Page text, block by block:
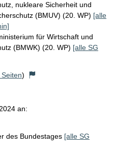
nukleare Sicherheit und
(BMUV) (20. WP) [alle
für Wirtschaft und
(BMWK) (20. WP) [alle SG
)
an:
des Bundestages [alle SG